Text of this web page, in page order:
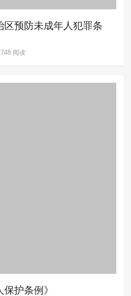
区预防未成年人犯罪条
阅读
保护条例》